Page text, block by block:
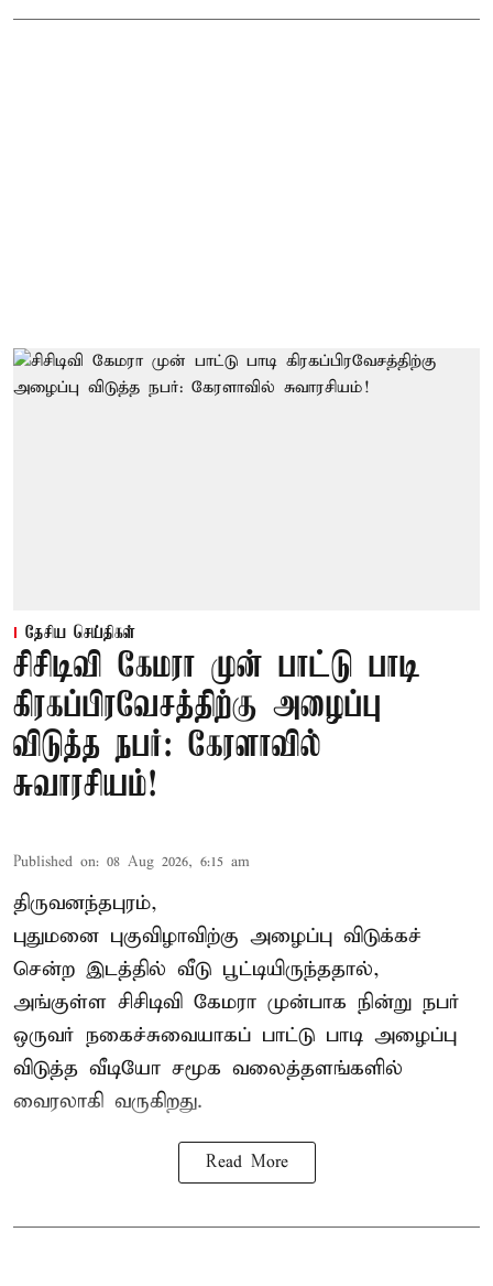
தேசிய செய்திகள்
சிசிடிவி கேமரா முன் பாட்டு பாடி
கிரகப்பிரவேசத்திற்கு அழைப்பு
விடுத்த நபர்: கேரளாவில்
சுவாரசியம்!
Published on: 08 Aug 2026, 6:15 am
திருவனந்தபுரம்,
புதுமனை புகுவிழாவிற்கு அழைப்பு விடுக்கச்
சென்ற இடத்தில் வீடு பூட்டியிருந்ததால்,
அங்குள்ள சிசிடிவி கேமரா முன்பாக நின்று நபர்
ஒருவர் நகைச்சுவையாகப் பாட்டு பாடி அழைப்பு
விடுத்த வீடியோ சமூக வலைத்தளங்களில்
வைரலாகி வருகிறது.
Read More